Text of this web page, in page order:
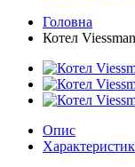
Головна
Котел
Опис